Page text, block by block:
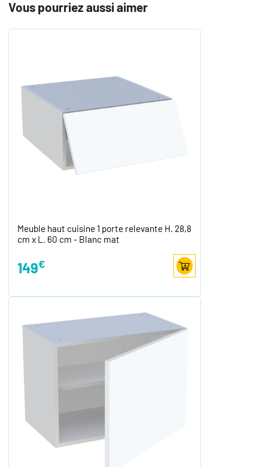
Vous pourriez aussi aimer
Meuble haut cuisine 1 porte relevante H. 28,8
cm x L. 60 cm - Blanc mat
149€